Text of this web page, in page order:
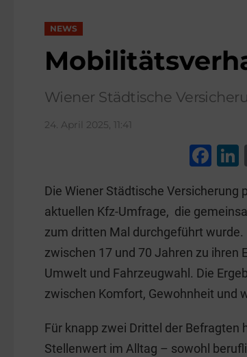
NEWS
Wiener Städtische
24. April 2025, 11:41
F
c
e
b
o
o
Die Wiener Städtische Versicherung
aktuellen Kfz-Umfrage, die
zum dritten Mal durchgeführt
zwischen 17 und 70 Jahren zu ihren
Umwelt und Fahrzeugwahl. Die
zwischen Komfort, Gewohnheit und
Für knapp zwei Drittel der Befragten
Stellenwert im Alltag – sowohl